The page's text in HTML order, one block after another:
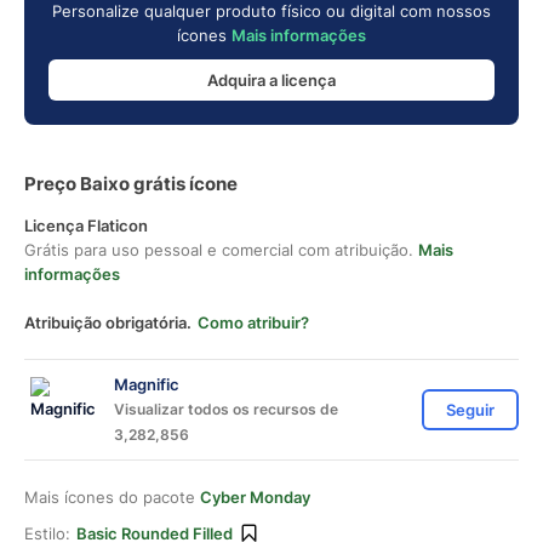
Personalize qualquer produto físico ou digital com nossos
ícones Mais informações
Adquira a licença
Preço Baixo grátis ícone
Licença Flaticon
Grátis para uso pessoal e comercial com atribuição. Mais
informações
Atribuição obrigatória. Como atribuir?
Magnific
Visualizar todos os recursos de
3,282,856
Seguir
Mais ícones do pacote Cyber Monday
Estilo: Basic Rounded Filled